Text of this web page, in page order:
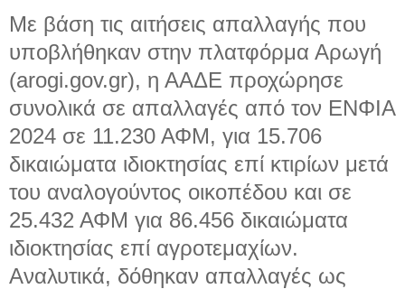
Με βάση τις αιτήσεις απαλλαγής που
υποβλήθηκαν στην πλατφόρμα Αρωγή
(arogi.gov.gr), η ΑΑΔΕ προχώρησε
συνολικά σε απαλλαγές από τον ΕΝΦΙΑ
2024 σε 11.230 ΑΦΜ, για 15.706
δικαιώματα ιδιοκτησίας επί κτιρίων μετά
του αναλογούντος οικοπέδου και σε
25.432 ΑΦΜ για 86.456 δικαιώματα
ιδιοκτησίας επί αγροτεμαχίων.
Αναλυτικά, δόθηκαν απαλλαγές ως